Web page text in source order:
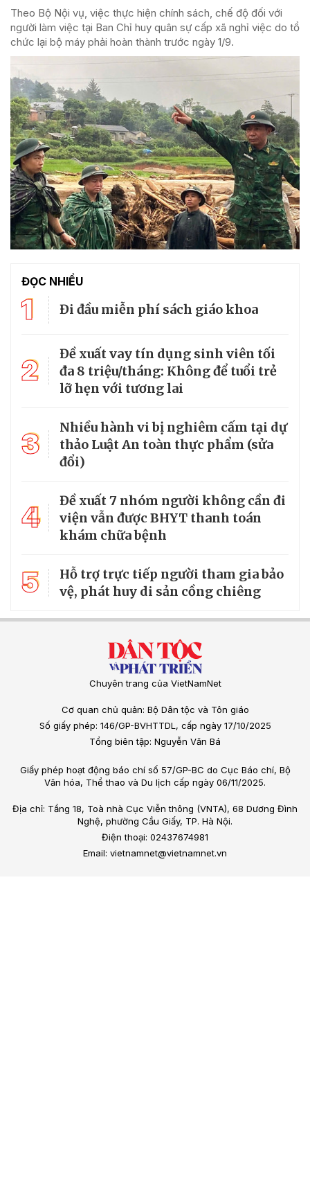
Theo Bộ Nội vụ, việc thực hiện chính sách, chế độ đối với
người làm việc tại Ban Chỉ huy quân sự cấp xã nghỉ việc do tổ
chức lại bộ máy phải hoàn thành trước ngày 1/9.
ĐỌC NHIỀU
1 Đi đầu miễn phí sách giáo khoa
2
Đề xuất vay tín dụng sinh viên tối
đa 8 triệu/tháng: Không để tuổi trẻ
lỡ hẹn với tương lai
3
Nhiều hành vi bị nghiêm cấm tại dự
thảo Luật An toàn thực phẩm (sửa
đổi)
4
Đề xuất 7 nhóm người không cần đi
viện vẫn được BHYT thanh toán
khám chữa bệnh
5
Hỗ trợ trực tiếp người tham gia bảo
vệ, phát huy di sản cồng chiêng
Chuyên trang của VietNamNet
Cơ quan chủ quản: Bộ Dân tộc và Tôn giáo
Số giấy phép: 146/GP-BVHTTDL, cấp ngày 17/10/2025
Tổng biên tập: Nguyễn Văn Bá
Giấy phép hoạt động báo chí số 57/GP-BC do Cục Báo chí, Bộ
Văn hóa, Thể thao và Du lịch cấp ngày 06/11/2025.
Địa chỉ: Tầng 18, Toà nhà Cục Viễn thông (VNTA), 68 Dương Đình
Nghệ, phường Cầu Giấy, TP. Hà Nội.
Điện thoại: 02437674981
Email: vietnamnet@vietnamnet.vn